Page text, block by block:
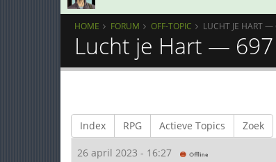
HOME FORUM OFF-TOPIC LUCHT JE HART —
Lucht je Hart — 697
Index RPG Actieve Topics Zoek
26 april 2023 - 16:27